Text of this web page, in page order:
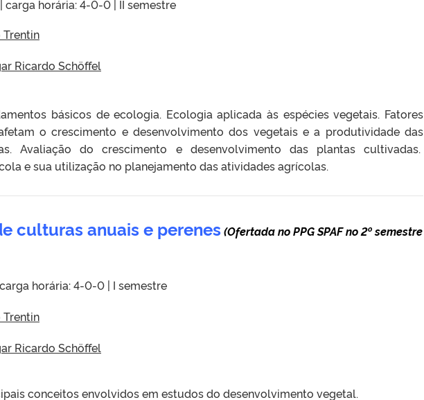
carga horária: 4-0-0 | II semestre
Ricardo Schöffel
básicos de ecologia. Ecologia aplicada às espécies vegetais. Fatores
o crescimento e desenvolvimento dos vegetais e a produtividade das
Avaliação do crescimento e desenvolvimento das plantas cultivadas.
e sua utilização no planejamento das atividades agrícolas.
culturas anuais e perenes (Ofertada no PPG SPAF no 2º semestre
horária: 4-0-0 | I semestre
Ricardo Schöffel
conceitos envolvidos em estudos do desenvolvimento vegetal.